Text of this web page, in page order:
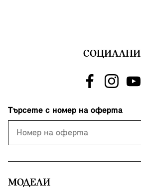
СОЦИАЛНИ
Търсете с номер на оферта
МОДЕЛИ